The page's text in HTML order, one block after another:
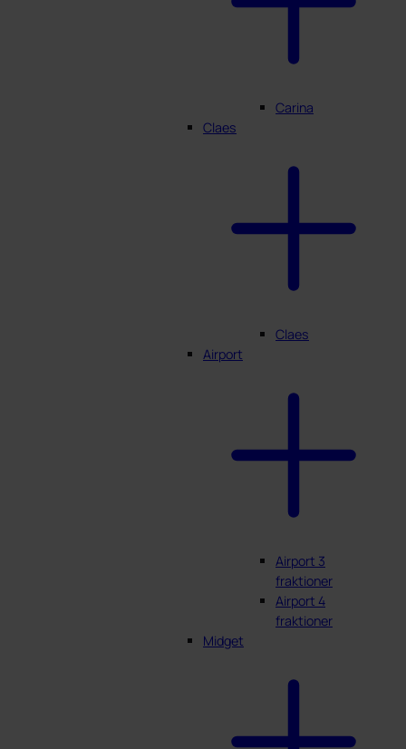
Carina
Claes
Claes
Airport
Airport 3
fraktioner
Airport 4
fraktioner
Midget